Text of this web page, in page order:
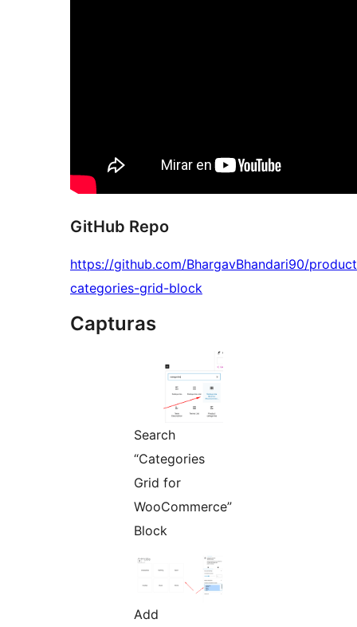
GitHub Repo
https://github.com/BhargavBhandari90/
categories-grid-block
Capturas
Search
“Categories
Grid for
WooCommerce”
Block
Add